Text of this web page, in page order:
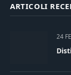
ARTICOLI
24